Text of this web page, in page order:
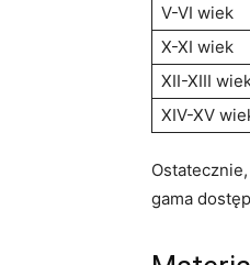
V-VI ‍wiek
X-XI wiek
XII-XIII
XIV-XV
gama